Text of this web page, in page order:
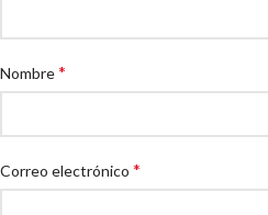
Nombre*
Correo electrónico *